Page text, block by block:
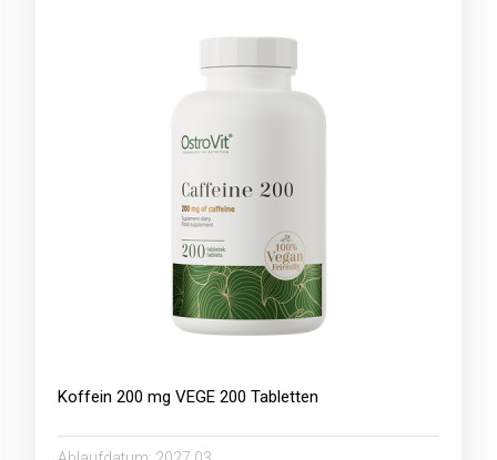
Koffein 200 mg VEGE 200 Tabletten